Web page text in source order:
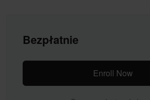
Bezpłatnie
Enroll Now